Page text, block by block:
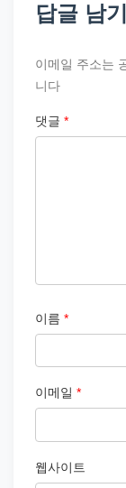
답글 남기
이메일 주소는
니다
댓글 *
이름 *
이메일 *
웹사이트